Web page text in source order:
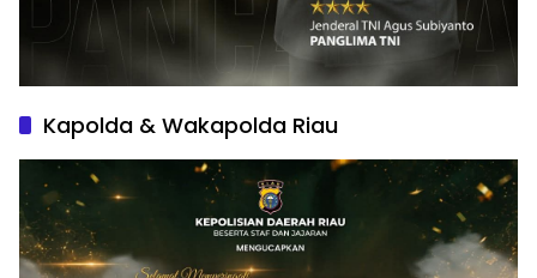
Kapolda & Wakapolda Riau